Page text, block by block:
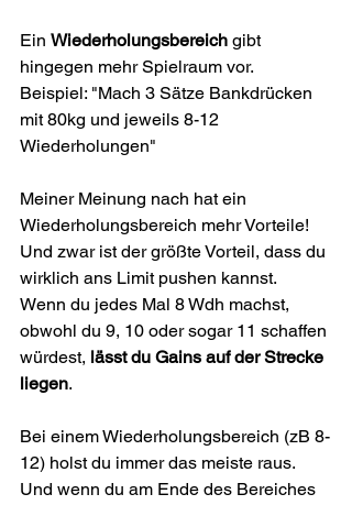
Ein Wiederholungsbereich gibt
hingegen mehr Spielraum vor.
Beispiel: "Mach 3 Sätze Bankdrücken
mit 80kg und jeweils 8-12
Wiederholungen"
Meiner Meinung nach hat ein
Wiederholungsbereich mehr Vorteile!
Und zwar ist der größte Vorteil, dass du
wirklich ans Limit pushen kannst.
Wenn du jedes Mal 8 Wdh machst,
obwohl du 9, 10 oder sogar 11 schaffen
würdest, lässt du Gains auf der Strecke
liegen.
Bei einem Wiederholungsbereich (zB 8-
12) holst du immer das meiste raus.
Und wenn du am Ende des Bereiches